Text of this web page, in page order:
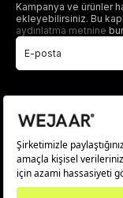
Kampanya ve ürünler
ekleyebilirsiniz. Bu
aydınlatma metnine
© 2025